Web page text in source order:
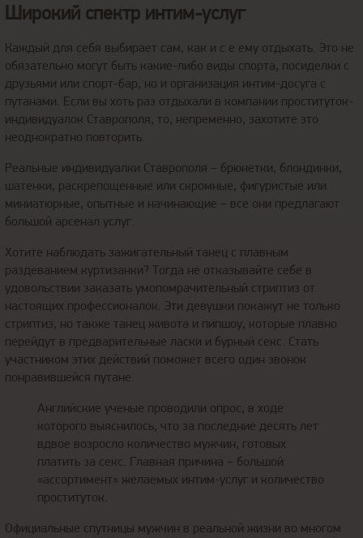
Широкий спектр интим-услуг
Каждый для себя выбирает сам, как и с е ему отдыхать. Это не
обязательно могут быть какие-либо виды спорта, посиделки с
друзьями или спорт-бар, но и организация интим-досуга с
путанами. Если вы хоть раз отдыхали в компании проституток-
индивидуалок Ставрополя, то, непременно, захотите это
неоднократно повторить.
Реальные индивидуалки Ставрополя – брюнетки, блондинки,
шатенки, раскрепощенные или скромные, фигуристые или
миниатюрные, опытные и начинающие – все они предлагают
большой арсенал услуг.
Хотите наблюдать зажигательный танец с плавным
раздеванием куртизанки? Тогда не отказывайте себе в
удовольствии заказать умопомрачительный стриптиз от
настоящих профессионалок. Эти девушки покажут не только
стриптиз, но также танец живота и пипшоу, которые плавно
перейдут в предварительные ласки и бурный секс. Стать
участником этих действий поможет всего один звонок
понравившейся путане.
Английские ученые проводили опрос, в ходе
которого выяснилось, что за последние десять лет
вдвое возросло количество мужчин, готовых
платить за секс. Главная причина – большой
«ассортимент» желаемых интим-услуг и количество
проституток.
Официальные спутницы мужчин в реальной жизни во многом